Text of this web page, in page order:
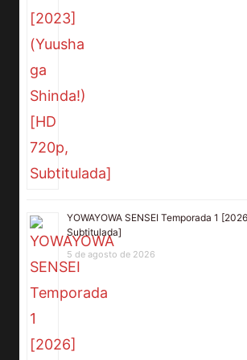
YOWAYOWA SENSEI Temporada 1
Subtitulada]
5 de agosto de 2026